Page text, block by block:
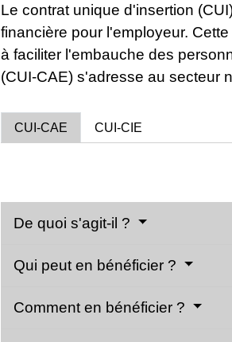
Le contrat unique d'insertion
financière pour l'employeur.
à faciliter l'embauche des
(CUI-CAE) s'adresse au secteur
CUI-CAE CUI-CIE
De quoi s'agit-il ?
Qui peut en bénéficier ?
Comment en bénéficier ?